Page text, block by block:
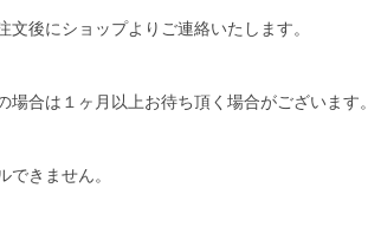
後にショップよりご連絡いたします。
合は１ヶ月以上お待ち頂く場合がございます。
きません。